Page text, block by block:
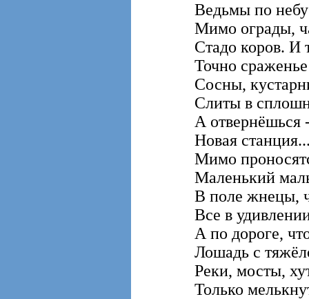
Ведьмы по
Мимо ограды,
Стадо коров. И
Точно
Сосны,
Слиты в
А отвернёшься
Новая
Мимо
Маленький
В поле жнецы,
Все в
А по дороге,
Лошадь с
Реки, мосты,
Только